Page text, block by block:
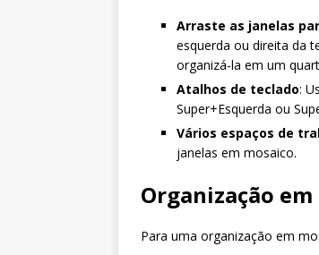
Arraste as janelas
esquerda ou direita da
organizá-la em um
Atalhos de teclado:
Super+Esquerda ou
Vários espaços de
janelas em mosaico.
Organização
Para uma organização em